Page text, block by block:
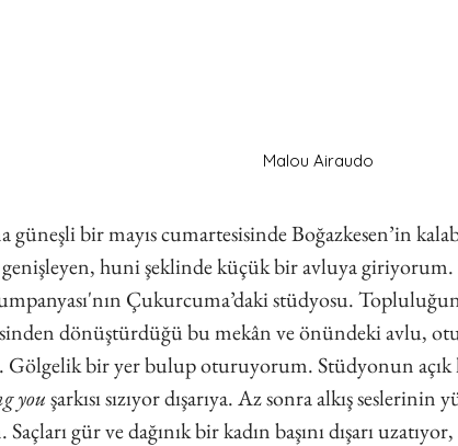
Malou Airaudo
güneşli bir mayıs cumartesisinde Boğazkesen’in
huni şeklinde küçük bir avluya giriyorum.
Çukurcuma’daki stüdyosu.
dönüştürdüğü bu mekân ve önündeki avlu,
Gölgelik bir yer bulup oturuyorum. Stüdyonun açık
you şarkısı sızıyor dışarıya. Az sonra alkış
gür ve dağınık bir kadın başını dışarı